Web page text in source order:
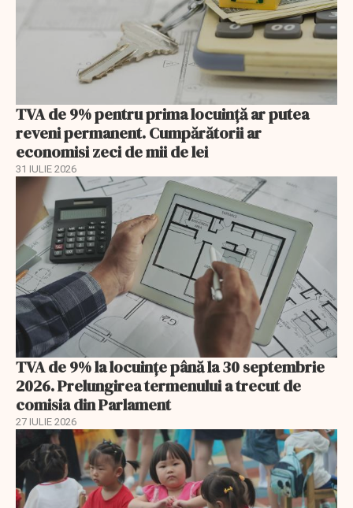
TVA de 9% pentru prima locuință ar putea
reveni permanent. Cumpărătorii ar
economisi zeci de mii de lei
31 IULIE 2026
TVA de 9% la locuințe până la 30 septembrie
2026. Prelungirea termenului a trecut de
comisia din Parlament
27 IULIE 2026